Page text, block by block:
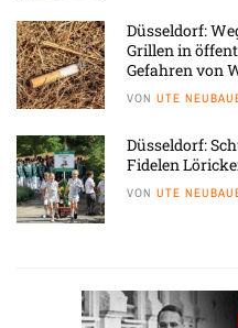
Düsseldorf:
Grillen in
Gefahren von
VON UTE
Düsseldorf:
Fidelen
VON UTE